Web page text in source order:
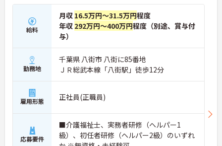
給料
月収 16.5万円～31.5万円程度
年収 292万円～400万円程度（別途、賞与付
与）
勤務地
千葉県 八街市 八街に85番地
ＪＲ総武本線「八街駅」徒歩12分
雇用形態 正社員(正職員)
応募要件
■介護福祉士、実務者研修（ヘルパー1
級）、初任者研修（ヘルパー2級）のいずれ